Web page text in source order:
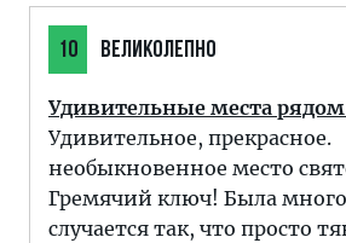
10 ВЕЛИКОЛЕПНО
Удивительные места
Удивительное, прекрасное.
необыкновенное место
Гремячий ключ! Была много
случается так, что просто